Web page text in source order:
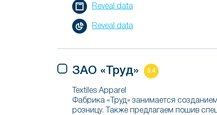
Reveal data
Reveal data
ЗАО «Труд» 5.4
Textiles Apparel
Фабрика «Труд» занимается
розницу. Также предлагаем пошив